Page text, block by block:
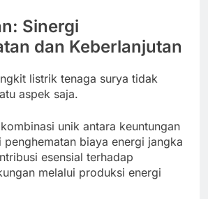
Sinergi
dan Keberlanjutan
listrik tenaga surya tidak
aspek saja.
unik antara keuntungan
penghematan biaya energi jangka
esensial terhadap
melalui produksi energi